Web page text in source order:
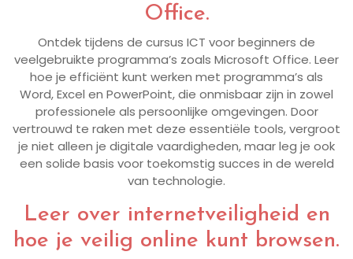
Office.
Ontdek tijdens de cursus ICT voor beginners de
veelgebruikte programma’s zoals Microsoft Office. Leer
hoe je efficiënt kunt werken met programma’s als
Word, Excel en PowerPoint, die onmisbaar zijn in zowel
professionele als persoonlijke omgevingen. Door
vertrouwd te raken met deze essentiële tools, vergroot
je niet alleen je digitale vaardigheden, maar leg je ook
een solide basis voor toekomstig succes in de wereld
van technologie.
Leer over internetveiligheid en
hoe je veilig online kunt browsen.